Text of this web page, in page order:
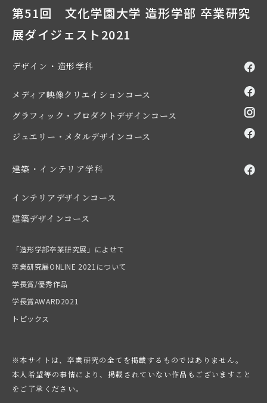
第51回 文化学園大学 造形学部 卒業研究
展ダイジェスト2021
デザイン・造形学科
メディア映像クリエイションコース
グラフィック・プロダクトデザインコース
ジュエリー・メタルデザインコース
建築・インテリア学科
インテリアデザインコース
建築デザインコース
「造形学部卒業研究展」によせて
卒業研究展ONLINE 2021について
学長賞/優秀作品
学長賞AWARD2021
トピックス
※本サイトは、卒業研究の全てを掲載するものではありません。
本人希望等の事情により、掲載されていない作品もございますこと
をご了承ください。